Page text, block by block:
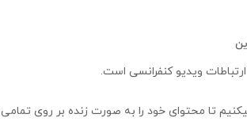
ویدیو کنفرانسی است.
تا محتوای خود را به صورت زنده بر روی تمامی